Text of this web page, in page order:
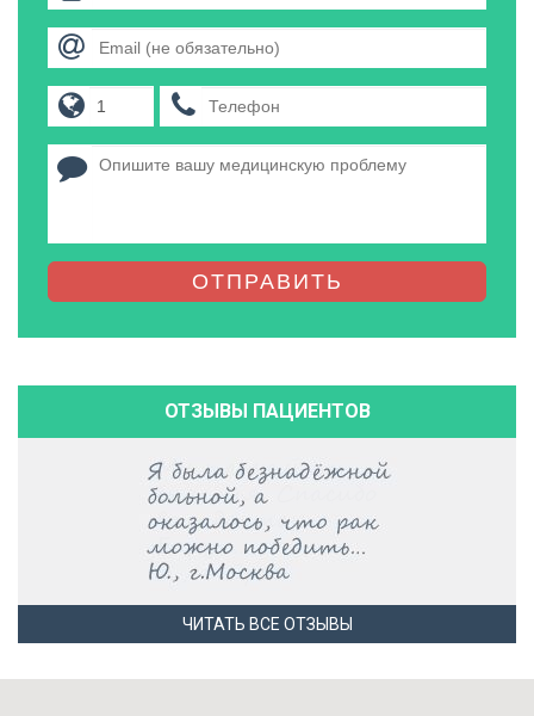
ОТПРАВИТЬ
ОТЗЫВЫ ПАЦИЕНТОВ
ЧИТАТЬ ВСЕ ОТЗЫВЫ